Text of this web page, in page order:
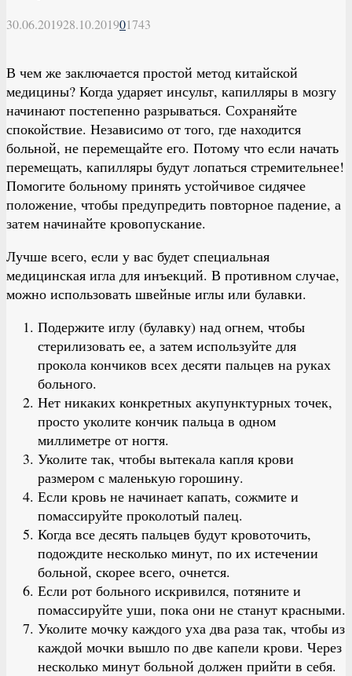
30.06.201928.10.201901743
В чем же заключается простой метод китайской
медицины? Когда ударяет инсульт, капилляры в мозгу
начинают постепенно разрываться. Сохраняйте
спокойствие. Независимо от того, где находится
больной, не перемещайте его. Потому что если начать
перемещать, капилляры будут лопаться стремительнее!
Помогите больному принять устойчивое сидячее
положение, чтобы предупредить повторное падение, а
затем начинайте кровопускание.
Лучше всего, если у вас будет специальная
медицинская игла для инъекций. В противном случае,
можно использовать швейные иглы или булавки.
Подержите иглу (булавку) над огнем, чтобы
стерилизовать ее, а затем используйте для
прокола кончиков всех десяти пальцев на руках
больного.
Нет никаких конкретных акупунктурных точек,
просто уколите кончик пальца в одном
миллиметре от ногтя.
Уколите так, чтобы вытекала капля крови
размером с маленькую горошину.
Если кровь не начинает капать, сожмите и
помассируйте проколотый палец.
Когда все десять пальцев будут кровоточить,
подождите несколько минут, по их истечении
больной, скорее всего, очнется.
Если рот больного искривился, потяните и
помассируйте уши, пока они не станут красными.
Уколите мочку каждого уха два раза так, чтобы из
каждой мочки вышло по две капели крови. Через
несколько минут больной должен прийти в себя.